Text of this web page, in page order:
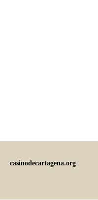
casinodecartagena.org